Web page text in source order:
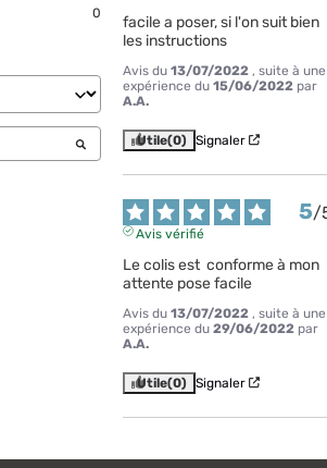
0
facile a poser, si l'on suit bien
les instructions
Avis du 13/07/2022 , suite à une
expérience du 15/06/2022 par
A.A.
Utile(0) Signaler
5/
Avis vérifié
Le colis est  conforme à mon
attente pose facile
Avis du 13/07/2022 , suite à une
expérience du 29/06/2022 par
A.A.
Utile(0) Signaler